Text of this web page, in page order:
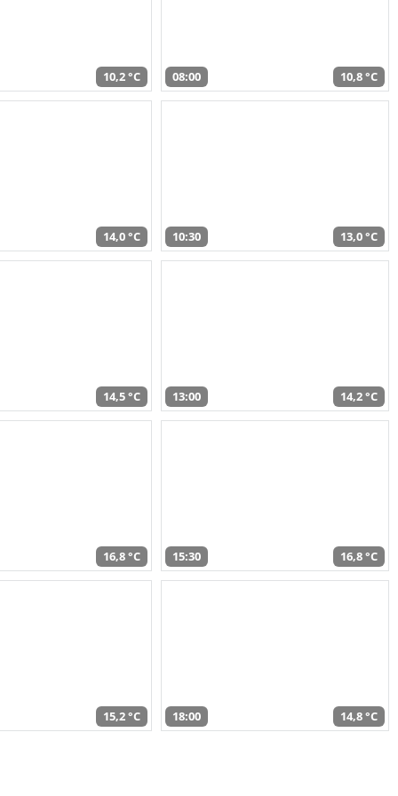
10,2 °C 08:00 10,8 °C
14,0 °C 10:30 13,0 °C
14,5 °C 13:00 14,2 °C
16,8 °C 15:30 16,8 °C
15,2 °C 18:00 14,8 °C